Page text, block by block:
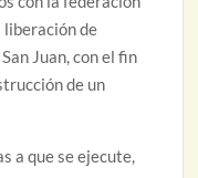
liberación de
Juan, con el fin
de un
a que se ejecute,